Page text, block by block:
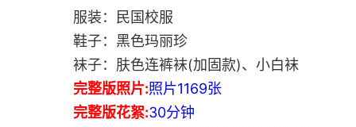
服装：民国校服
鞋子：黑色玛丽珍
袜子：肤色连裤袜(加固款)、小白袜
完整版照片:照片1169张
完整版花絮:30分钟